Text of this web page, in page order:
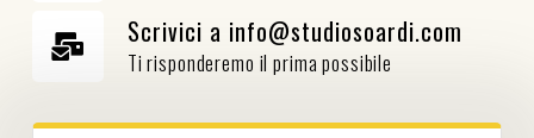
Scrivici a info@studiosoardi.com
Ti risponderemo il prima possibile